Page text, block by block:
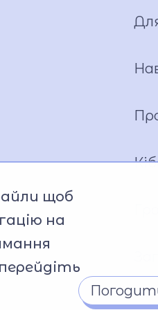
щоб
на